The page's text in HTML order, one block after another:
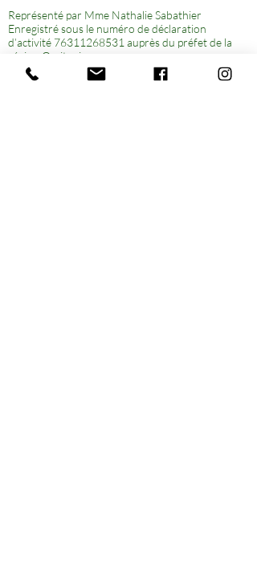
Représenté par Mme Nathalie Sabathier
Enregistré sous le numéro de déclaration
d’activité 76311268531 auprès du préfet de la
région Occitanie.
Cet enregistrement ne vaut pas agrément de
l’État.